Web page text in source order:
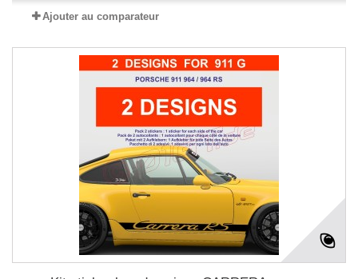
Ajouter au comparateur